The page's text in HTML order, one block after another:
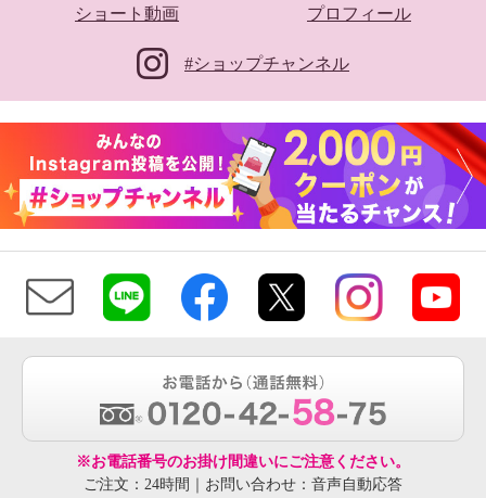
ショート動画 プロフィール
#ショップチャンネル
※お電話番号のお掛け間違いにご注意ください。
ご注文：24時間｜お問い合わせ：音声自動応答